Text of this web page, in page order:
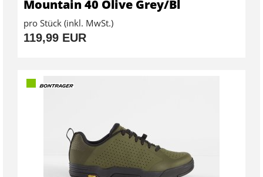
Mountain 40 Olive Grey/Bl
pro Stück (inkl. MwSt.)
119,99 EUR